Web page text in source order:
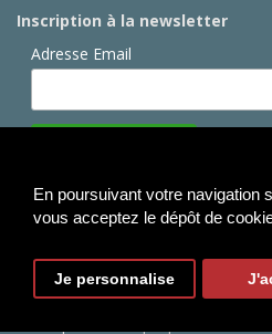
En poursuivant votre navigation
vous acceptez le dépôt de
Je personnalise
Inscription à la newsletter
Adresse Email
pour des informations sur
personnel
Copyright © Sous Un Arbre Perché